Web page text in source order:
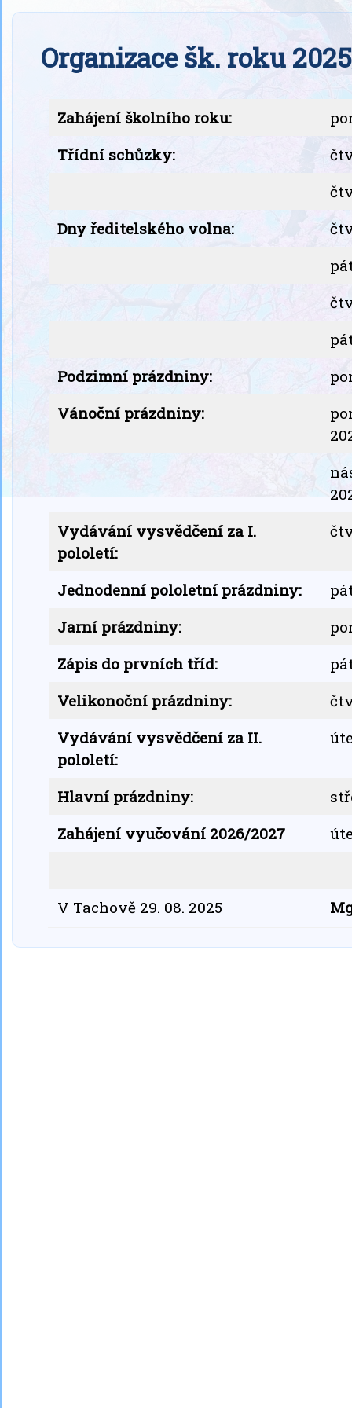
Organizace šk. roku
Zahájení školního roku:
Třídní schůzky:
Dny ředitelského volna:
Podzimní prázdniny:
Vánoční prázdniny:
Vydávání vysvědčení za I.
pololetí:
Jednodenní pololetní prázdniny:
Jarní prázdniny:
Zápis do prvních tříd:
Velikonoční prázdniny:
Vydávání vysvědčení za II.
pololetí:
Hlavní prázdniny:
Zahájení vyučování 2026/2027
V Tachově 29. 08. 2025